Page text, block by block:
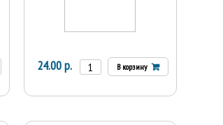
24.00 р. В корзину